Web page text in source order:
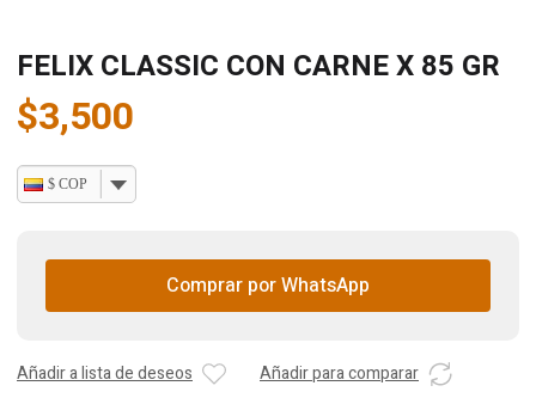
FELIX CLASSIC CON CARNE X 85 GR
$3,500
$ COP
Comprar por WhatsApp
Añadir a lista de deseos Añadir para comparar